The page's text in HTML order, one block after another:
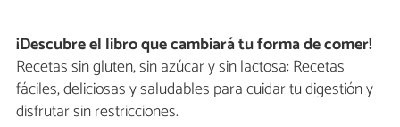
¡Descubre el libro que cambiará tu forma de comer!
Recetas sin gluten, sin azúcar y sin lactosa: Recetas
fáciles, deliciosas y saludables para cuidar tu digestión y
disfrutar sin restricciones.